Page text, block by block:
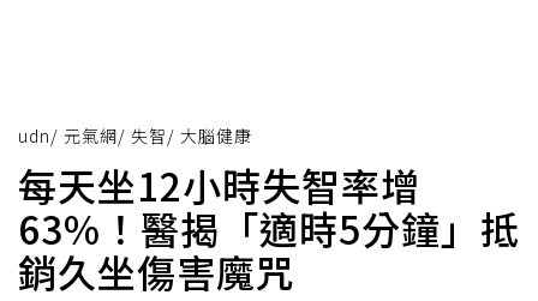
udn/ 元氣網/ 失智/ 大腦健康
每天坐12小時失智率增
63%！醫揭「適時5分鐘」抵
銷久坐傷害魔咒